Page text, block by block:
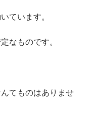
ています。
なものです。
てものはありませ